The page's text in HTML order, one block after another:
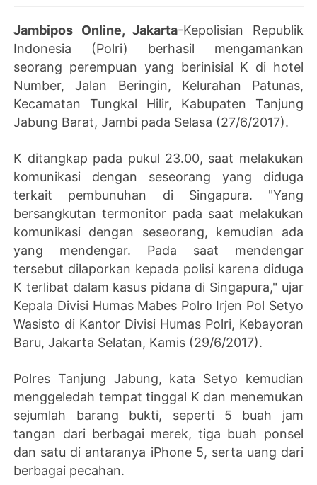
Jambipos Online, Jakarta-Kepolisian Republik
Indonesia (Polri) berhasil mengamankan
seorang perempuan yang berinisial K di hotel
Number, Jalan Beringin, Kelurahan Patunas,
Kecamatan Tungkal Hilir, Kabupaten Tanjung
Jabung Barat, Jambi pada Selasa (27/6/2017).
K ditangkap pada pukul 23.00, saat melakukan
komunikasi dengan seseorang yang diduga
terkait pembunuhan di Singapura. "Yang
bersangkutan termonitor pada saat melakukan
komunikasi dengan seseorang, kemudian ada
yang mendengar. Pada saat mendengar
tersebut dilaporkan kepada polisi karena diduga
K terlibat dalam kasus pidana di Singapura," ujar
Kepala Divisi Humas Mabes Polro Irjen Pol Setyo
Wasisto di Kantor Divisi Humas Polri, Kebayoran
Baru, Jakarta Selatan, Kamis (29/6/2017).
Polres Tanjung Jabung, kata Setyo kemudian
menggeledah tempat tinggal K dan menemukan
sejumlah barang bukti, seperti 5 buah jam
tangan dari berbagai merek, tiga buah ponsel
dan satu di antaranya iPhone 5, serta uang dari
berbagai pecahan.